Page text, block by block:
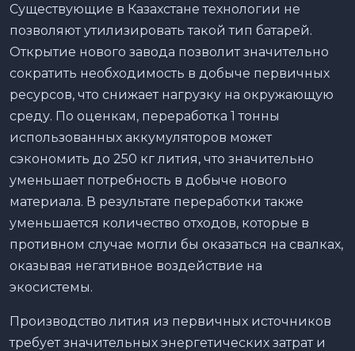
Существующие в Казахстане технологии не
позволяют утилизировать такой тип батарей.
Открытие нового завода позволит значительно
сократить необходимость в добыче первичных
ресурсов, что снижает нагрузку на окружающую
среду. По оценкам, переработка 1 тонны
использованных аккумуляторов может
сэкономить до 250 кг лития, что значительно
уменьшает потребность в добыче нового
материала. В результате переработки также
уменьшается количество отходов, которые в
противном случае могли бы оказаться на свалках,
оказывая негативное воздействие на
экосистемы.
Производство лития из первичных источников
требует значительных энергетических затрат и